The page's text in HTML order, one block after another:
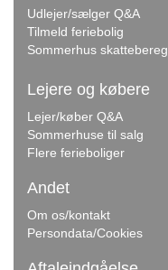
Udlejer/sælger Q&A
Tilmeld feriebolig
Sommerhus
Lejere og købere
Lejer/køber Q&A
Sommerhuse til salg
Flere ferieboliger
Andet
Om os/kontakt
Persondata/Cookies